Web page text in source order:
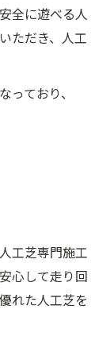
全に遊べる人
ただき、人工
ており、
工芝専門施工
心して走り回
れた人工芝を